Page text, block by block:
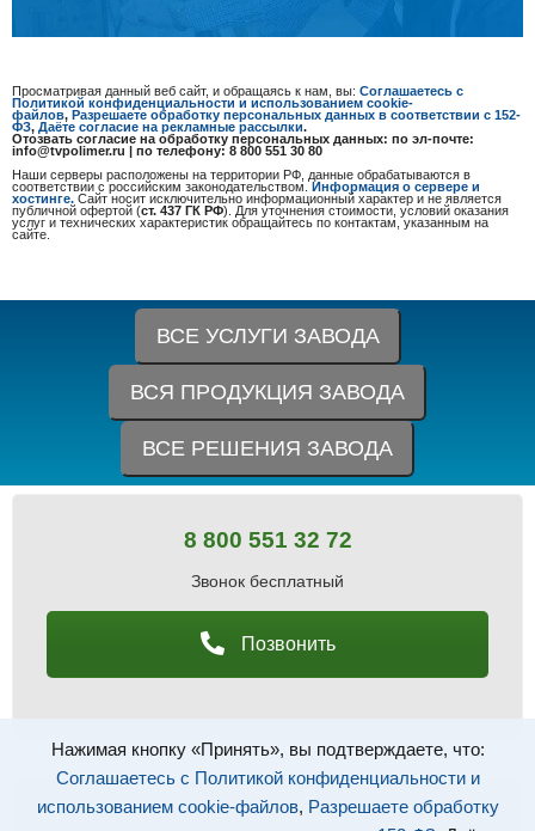
Нажимая кнопку «Принять», вы подтверждаете, что:
Соглашаетесь с Политикой конфиденциальности и
использованием cookie-файлов, Разрешаете обработку
Просматривая данный веб сайт, и обращаясь к нам, вы: Соглашаетесь с
Политикой конфиденциальности и использованием cookie-
файлов, Разрешаете обработку персональных данных в соответствии с 152-
ФЗ, Даёте согласие на рекламные рассылки.
Отозвать согласие на обработку персональных данных: по эл-почте:
info@tvpolimer.ru | по телефону: 8 800 551 30 80
Наши серверы расположены на территории РФ, данные обрабатываются в
соответствии с российским законодательством.Информация о сервере и
хостинге. Сайт носит исключительно информационный характер и не является
публичной офертой (ст. 437 ГК РФ). Для уточнения стоимости, условий оказания
услуг и технических характеристик обращайтесь по контактам, указанным на
сайте.
ВСЕ УСЛУГИ ЗАВОДА
ВСЯ ПРОДУКЦИЯ ЗАВОДА
ВСЕ РЕШЕНИЯ ЗАВОДА
8 800 551 32 72
Звонок бесплатный
Позвонить